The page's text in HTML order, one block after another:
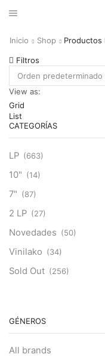
Inicio Shop Productos
Filtros
View as:
Grid
List
CATEGORÍAS
LP (663)
10" (14)
7" (87)
2 LP (27)
Novedades (50)
Vinilako (34)
Sold Out (256)
GÉNEROS
All brands